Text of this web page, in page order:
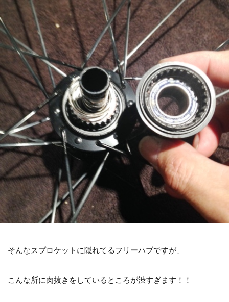
そんなスプロケットに隠れてるフリーハブですが、
こんな所に肉抜きをしているところが渋すぎます！！